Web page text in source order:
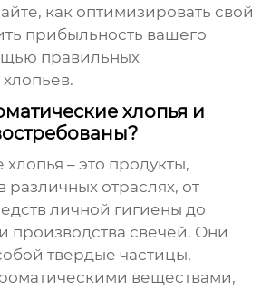
как оптимизировать свой
прибыльность вашего
правильных
.
хлопья и
хлопья – это продукты,
различных отраслях, от
личной гигиены до
производства свечей. Они
твердые частицы,
веществами,